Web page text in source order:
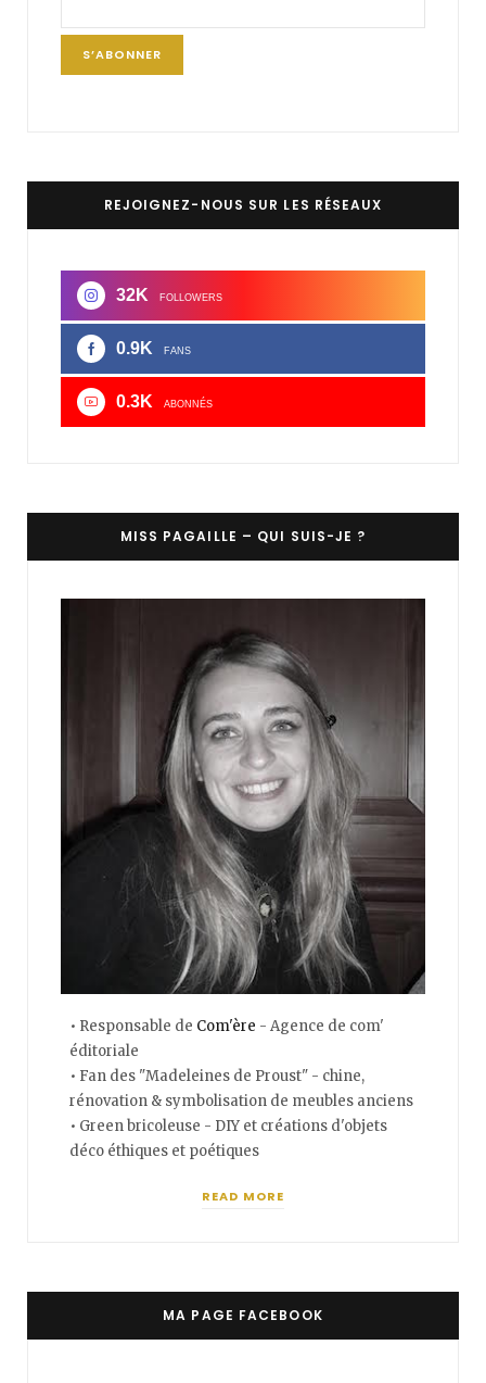
REJOIGNEZ-NOUS SUR LES RÉSEAUX
32K FOLLOWERS
0.9K FANS
0.3K ABONNÉS
MISS PAGAILLE – QUI SUIS-JE ?
• Responsable de Com'ère - Agence de com'
éditoriale
• Fan des "Madeleines de Proust" - chine,
rénovation & symbolisation de meubles anciens
• Green bricoleuse - DIY et créations d'objets
déco éthiques et poétiques
READ MORE
MA PAGE FACEBOOK